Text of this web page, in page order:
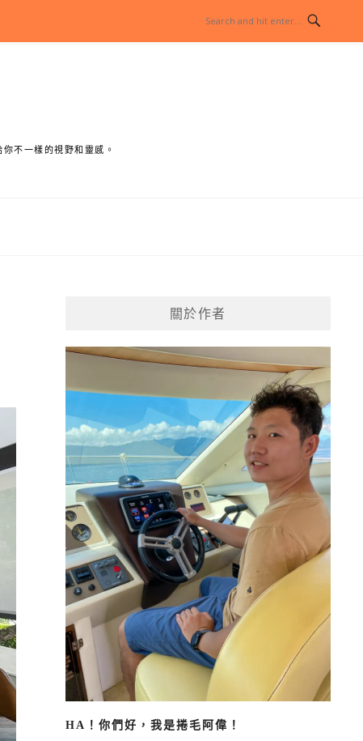
不一樣的視野和靈感。
關於作者
HA！你們好，我是捲毛阿偉！